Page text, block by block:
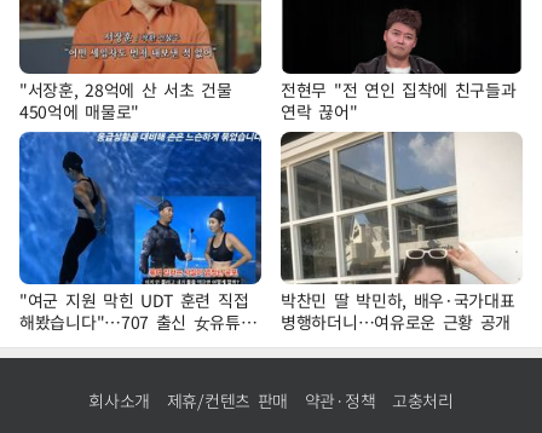
"서장훈, 28억에 산 서초 건물
450억에 매물로"
전현무 "전 연인 집착에 친구들과
연락 끊어"
"여군 지원 막힌 UDT 훈련 직접
해봤습니다"…707 출신 女유튜버
'완벽 소화'
박찬민 딸 박민하, 배우·국가대표
병행하더니…여유로운 근황 공개
회사소개 제휴/컨텐츠 판매 약관·정책 고충처리